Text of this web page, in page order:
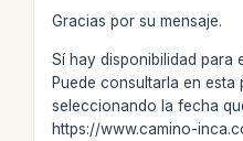
Gracias por su mensaje.
Sí hay disponibilidad para
Puede consultarla en
seleccionando la fecha
https://www.camino-